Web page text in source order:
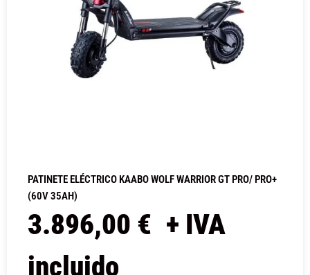
PATINETE ELÉCTRICO KAABO WOLF WARRIOR GT PRO/ PRO+
(60V 35AH)
3.896,00 € + IVA
incluido